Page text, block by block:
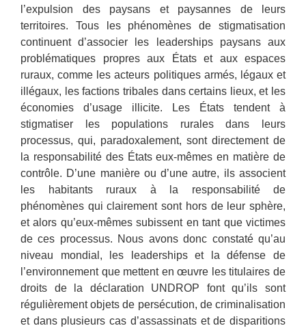
l’expulsion des paysans et paysannes de leurs
territoires. Tous les phénomènes de stigmatisation
continuent d’associer les leaderships paysans aux
problématiques propres aux États et aux espaces
ruraux, comme les acteurs politiques armés, légaux et
illégaux, les factions tribales dans certains lieux, et les
économies d’usage illicite. Les États tendent à
stigmatiser les populations rurales dans leurs
processus, qui, paradoxalement, sont directement de
la responsabilité des États eux-mêmes en matière de
contrôle. D’une manière ou d’une autre, ils associent
les habitants ruraux à la responsabilité de
phénomènes qui clairement sont hors de leur sphère,
et alors qu’eux-mêmes subissent en tant que victimes
de ces processus. Nous avons donc constaté qu’au
niveau mondial, les leaderships et la défense de
l’environnement que mettent en œuvre les titulaires de
droits de la déclaration UNDROP font qu’ils sont
régulièrement objets de persécution, de criminalisation
et dans plusieurs cas d’assassinats et de disparitions